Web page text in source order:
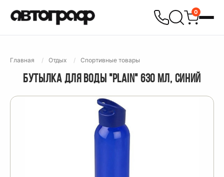
0
Главная Отдых Спортивные товары
БУТЫЛКА ДЛЯ ВОДЫ "PLAIN" 630 МЛ, СИНИЙ